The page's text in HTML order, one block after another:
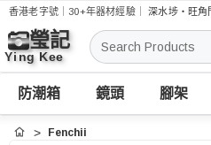
香港老字號｜30+年器材經驗｜深水埗・旺角
搜
索
防潮箱 鏡頭 腳架
首頁 Fenchii